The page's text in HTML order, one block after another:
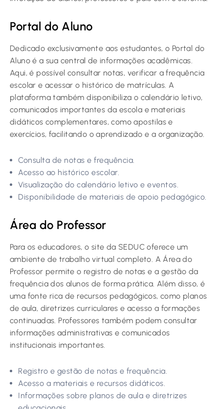
Portal do Aluno
Dedicado exclusivamente aos estudantes, o Portal do
Aluno é a sua central de informações acadêmicas.
Aqui, é possível consultar notas, verificar a frequência
escolar e acessar o histórico de matrículas. A
plataforma também disponibiliza o calendário letivo,
comunicados importantes da escola e materiais
didáticos complementares, como apostilas e
exercícios, facilitando o aprendizado e a organização.
Consulta de notas e frequência.
Acesso ao histórico escolar.
Visualização do calendário letivo e eventos.
Disponibilidade de materiais de apoio pedagógico.
Área do Professor
Para os educadores, o site da SEDUC oferece um
ambiente de trabalho virtual completo. A Área do
Professor permite o registro de notas e a gestão da
frequência dos alunos de forma prática. Além disso, é
uma fonte rica de recursos pedagógicos, como planos
de aula, diretrizes curriculares e acesso a formações
continuadas. Professores também podem consultar
informações administrativas e comunicados
institucionais importantes.
Registro e gestão de notas e frequência.
Acesso a materiais e recursos didáticos.
Informações sobre planos de aula e diretrizes